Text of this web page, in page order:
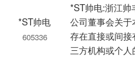
*ST帅电
605336
*ST帅电:浙江帅
公司董事会关
存在直接或间
三方机构或个人